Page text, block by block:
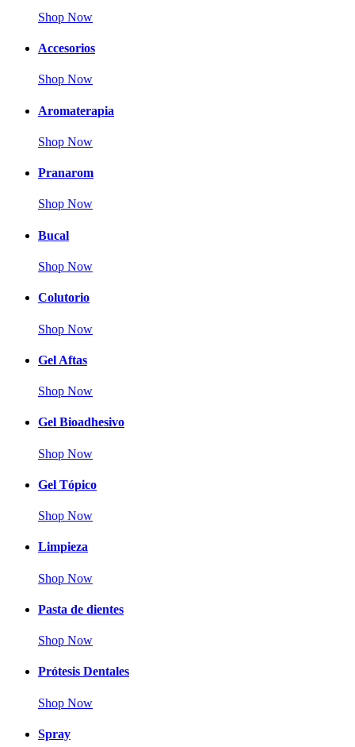
Shop Now
Accesorios
Shop Now
Aromaterapia
Shop Now
Pranarom
Shop Now
Bucal
Shop Now
Colutorio
Shop Now
Gel Aftas
Shop Now
Gel Bioadhesivo
Shop Now
Gel Tópico
Shop Now
Limpieza
Shop Now
Pasta de dientes
Shop Now
Prótesis Dentales
Shop Now
Spray